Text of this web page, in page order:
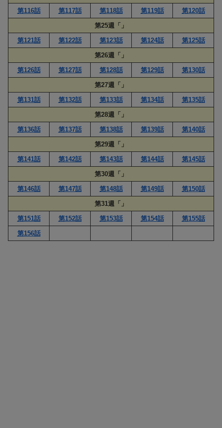
第116話
第117話 第118話 第119話
第120話
第25週「」
第121話
第122話 第123話 第124話
第125話
第26週「」
第126話
第127話 第128話 第129話
第130話
第27週「」
第131話
第132話 第133話 第134話
第135話
第28週「」
第136話
第137話 第138話 第139話
第140話
第29週「」
第141話
第142話 第143話 第144話
第145話
第30週「」
第146話
第147話 第148話 第149話
第150話
第31週「」
第151話
第152話 第153話 第154話
第155話
第156話